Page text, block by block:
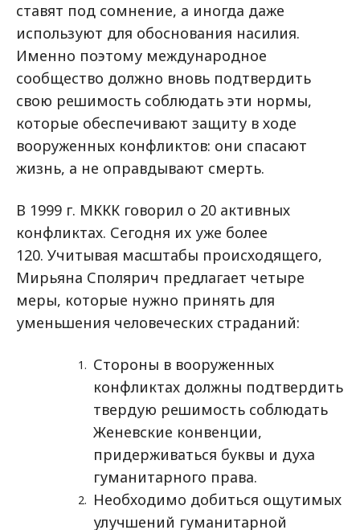
ставят под сомнение, а иногда даже
используют для обоснования насилия.
Именно поэтому международное
сообщество должно вновь подтвердить
свою решимость соблюдать эти нормы,
которые обеспечивают защиту в ходе
вооруженных конфликтов: они спасают
жизнь, а не оправдывают смерть.
В 1999 г. МККК говорил о 20 активных
конфликтах. Сегодня их уже более
120.Учитывая масштабы происходящего,
Мирьяна Сполярич предлагает четыре
меры, которые нужно принять для
уменьшения человеческих страданий:
Стороны в вооруженных
конфликтах должны подтвердить
твердую решимость соблюдать
Женевские конвенции,
придерживаться буквы и духа
гуманитарного права.
Необходимо добиться ощутимых
улучшений гуманитарной